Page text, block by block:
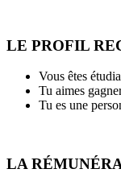
LE PROFIL
Vous êtes
Tu aimes
Tu es une
LA